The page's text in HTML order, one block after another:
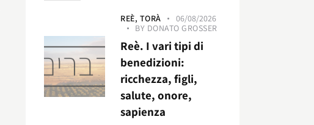
REÈ, TORÀ
06/08/2026
BY DONATO GROSSER
Reè. I vari tipi di
benedizioni:
ricchezza, figli,
salute, onore,
sapienza